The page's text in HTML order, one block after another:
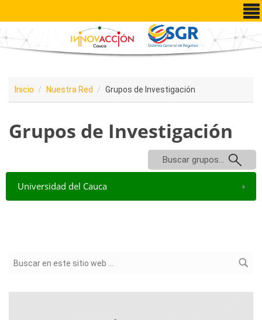
Pasar al contenido principal
Inicio Nuestra Red Grupos de Investigación
Grupos de Investigación
Buscar grupos...
Universidad del Cauca
Formulario de búsqueda